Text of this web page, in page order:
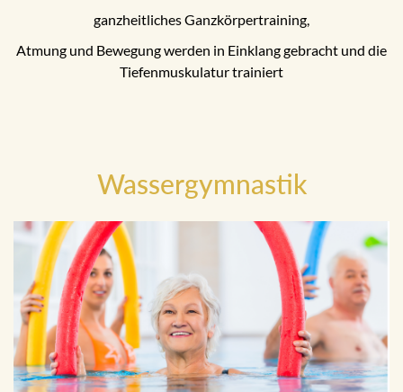
ganzheitliches Ganzkörpertraining,
Atmung und Bewegung werden in Einklang gebracht und die
Tiefenmuskulatur trainiert
Wassergymnastik